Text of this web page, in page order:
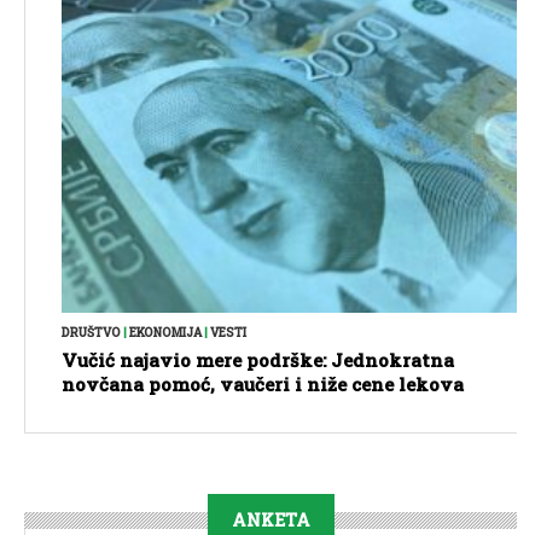
DRUŠTVO|EKONOMIJA|VESTI
Vučić najavio mere podrške: Jednokratna
novčana pomoć, vaučeri i niže cene lekova
ANKETA